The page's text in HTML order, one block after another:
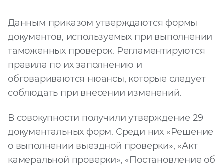
Данным приказом утверждаются формы
документов, используемых при выполнении
таможенных проверок. Регламентируются
правила по их заполнению и
обговариваются нюансы, которые следует
соблюдать при внесении изменений.
В совокупности получили утверждение 29
документальных форм. Среди них «Решение
о выполнении выездной проверки», «Акт
камеральной проверки», «Постановление об